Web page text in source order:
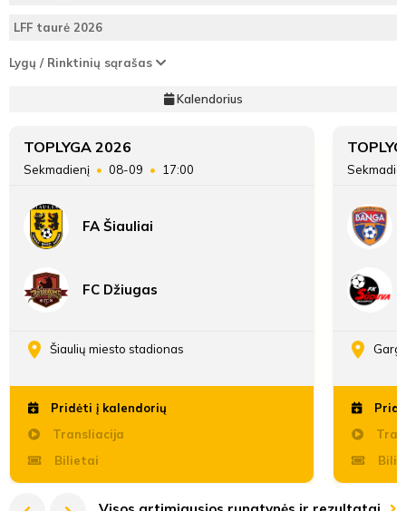
6
Taškai
77:61
ATSARGINIAI ŽAIDĖJAI
LFF taurė 2026
Lygų / Rinktinių sąrašas
Kalendorius
TOPLYGA 2026
Sekmadienį 08-09 17:00
FA Šiauliai
FC Džiugas
Šiaulių miesto stadionas
Pridėti į kalendorių
Transliacija
Bilietai